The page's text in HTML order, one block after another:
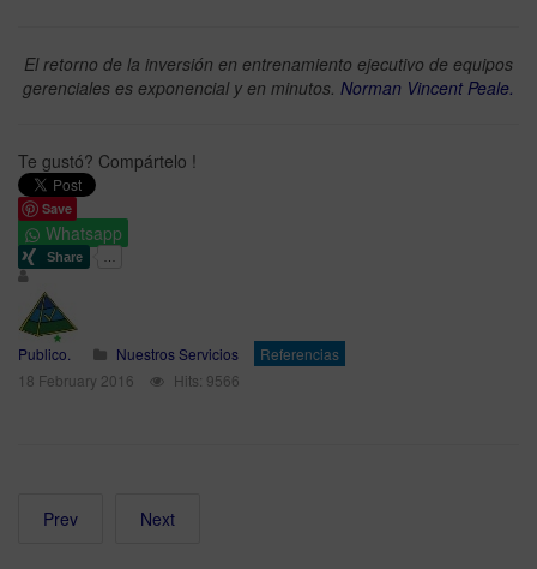
El retorno de la inversión en entrenamiento ejecutivo de equipos
gerenciales es exponencial y en minutos. Norman Vincent Peale.
Te gustó? Compártelo !
Save
Whatsapp
Publico. Nuestros Servicios
Referencias
18 February 2016
Hits: 9566
Prev Next